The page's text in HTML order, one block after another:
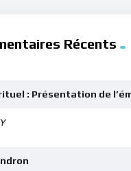
Récents
: Présentation de